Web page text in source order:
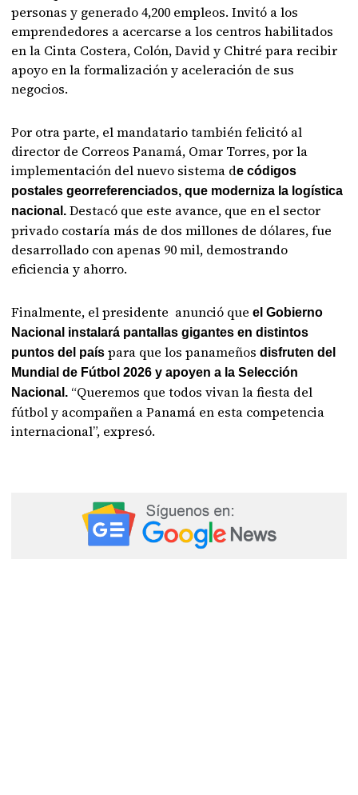
personas y generado 4,200 empleos. Invitó a los
emprendedores a acercarse a los centros habilitados
en la Cinta Costera, Colón, David y Chitré para recibir
apoyo en la formalización y aceleración de sus
negocios.
Por otra parte, el mandatario también felicitó al
director de Correos Panamá, Omar Torres, por la
implementación del nuevo sistema de códigos
postales georreferenciados, que moderniza la logística
nacional.Destacó que este avance, que en el sector
privado costaría más de dos millones de dólares, fue
desarrollado con apenas 90 mil, demostrando
eficiencia y ahorro.
Finalmente, el presidente anunció queel Gobierno
Nacional instalará pantallas gigantes en distintos
puntos del país para que los panameñosdisfruten del
Mundial de Fútbol 2026 y apoyen a la Selección
Nacional. “Queremos que todos vivan la fiesta del
fútbol y acompañen a Panamá en esta competencia
internacional”, expresó.